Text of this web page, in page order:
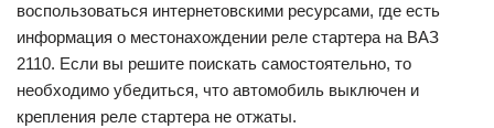
воспользоваться интернетовскими ресурсами, где есть
информация о местонахождении реле стартера на ВАЗ
2110. Если вы решите поискать самостоятельно, то
необходимо убедиться, что автомобиль выключен и
крепления реле стартера не отжаты.